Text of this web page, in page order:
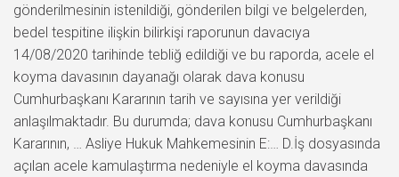
gönderilmesinin istenildiği, gönderilen bilgi ve belgelerden,
bedel tespitine ilişkin bilirkişi raporunun davacıya
14/08/2020 tarihinde tebliğ edildiği ve bu raporda, acele el
koyma davasının dayanağı olarak dava konusu
Cumhurbaşkanı Kararının tarih ve sayısına yer verildiği
anlaşılmaktadır. Bu durumda; dava konusu Cumhurbaşkanı
Kararının, … Asliye Hukuk Mahkemesinin E:… D.İş dosyasında
açılan acele kamulaştırma nedeniyle el koyma davasında